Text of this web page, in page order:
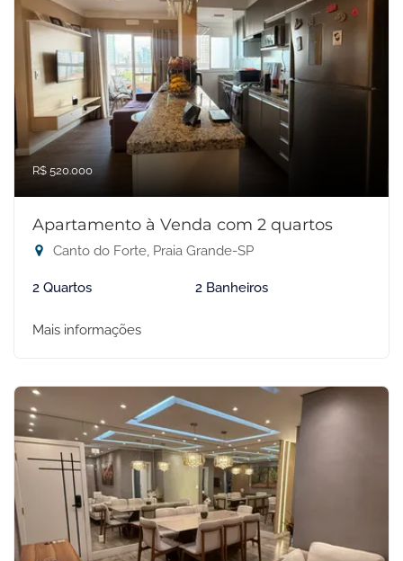
R$ 520.000
Apartamento à Venda com 2 quartos
Canto do Forte, Praia Grande-SP
2 Quartos 2 Banheiros
Mais informações